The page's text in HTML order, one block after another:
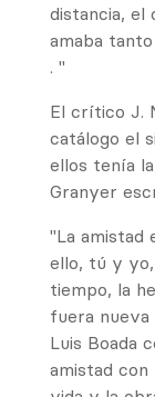
distancia, el
amaba
. "
El crítico J.
catálogo el
ellos tenía
Granyer
"La amistad
ello, tú y
tiempo, la
fuera nueva
Luis Boada
amistad con